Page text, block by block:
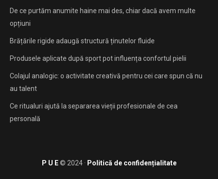
De ce purtăm anumite haine mai des, chiar dacă avem multe
opțiuni
Brățările rigide adaugă structură ținutelor fluide
Produsele aplicate după sport pot influența confortul pielii
Colajul analogic: o activitate creativă pentru cei care spun că nu
au talent
Ce ritualuri ajută la separarea vieții profesionale de cea
personală
P U E© 2024 · Politică de confidențialitate